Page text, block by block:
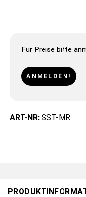
Für Preise bitte
ANMELDEN!
ART-NR: SST-MR